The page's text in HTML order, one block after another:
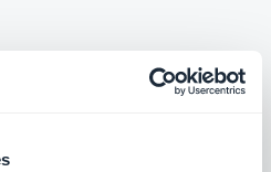
associées